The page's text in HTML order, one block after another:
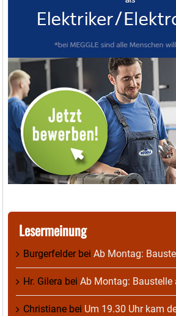
Lesermeinung
Burgerfelderbei Ab Montag:
Hr. Gilera bei Ab Montag: Baustelle
Christiane bei Um 19.30 Uhr kam